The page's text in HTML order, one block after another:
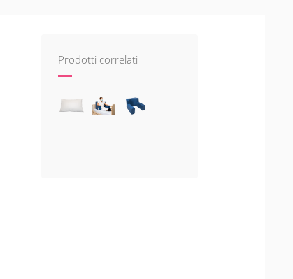
Prodotti correlati